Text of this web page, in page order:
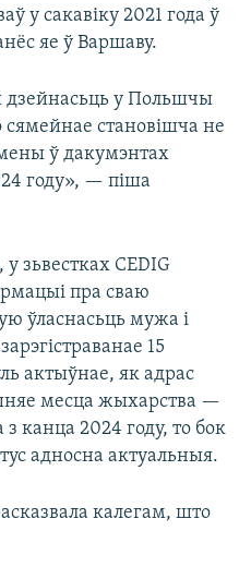
у сакавіку 2021 года ў
яе ў Варшаву.
дзейнасьць у Польшчы
становішча не
ў дакумэнтах
году», — піша
зьвестках CEDIG
пра сваю
ўласнасьць мужа і
15
актыўнае, як адрас
месца жыхарства —
канца 2024 году, то бок
адносна актуальныя.
калегам, што